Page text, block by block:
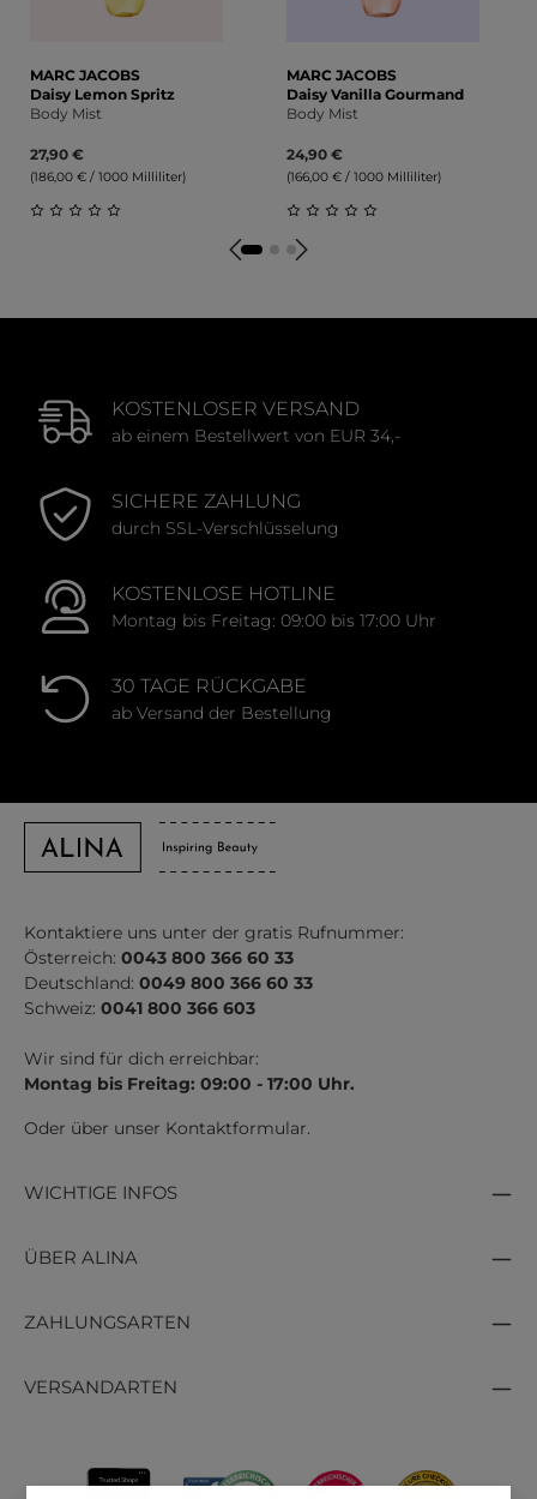
MARC JACOBS
Daisy Lemon Spritz
Body Mist
27,90 €
(186,00 € / 1000 Milliliter)
Durchschnittliche Bewertung von 0 von 5 Sternen
MARC JACOBS
Daisy Vanilla Gourmand
Body Mist
24,90 €
(166,00 € / 1000 Milliliter)
Durchschnittliche
KOSTENLOSER VERSAND
ab einem Bestellwert von EUR 34,-
SICHERE ZAHLUNG
durch SSL-Verschlüsselung
KOSTENLOSE HOTLINE
Montag bis Freitag: 09:00 bis 17:00 Uhr
30 TAGE RÜCKGABE
ab Versand der Bestellung
Kontaktiere uns unter der gratis Rufnummer:
Österreich: 0043 800 366 60 33
Deutschland: 0049 800 366 60 33
Schweiz: 0041 800 366 603
Wir sind für dich erreichbar:
Montag bis Freitag: 09:00 - 17:00 Uhr.
Oder über unser Kontaktformular.
WICHTIGE INFOS
ÜBER ALINA
ZAHLUNGSARTEN
VERSANDARTEN